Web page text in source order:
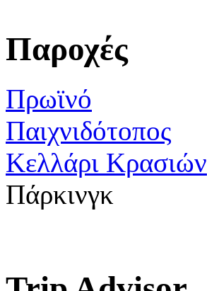
Παροχές
Πρωϊνό
Παιχνιδότοπος
Κελλάρι Κρασιών
Πάρκινγκ